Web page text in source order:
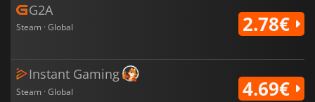
G2A
Steam · Global 2.78€
Instant Gaming
Steam · Global 4.69€